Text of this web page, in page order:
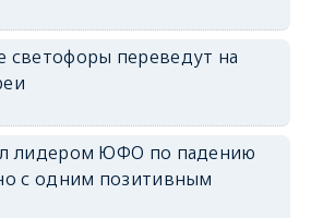
светофоры переведут на
лидером ЮФО по падению
с одним позитивным